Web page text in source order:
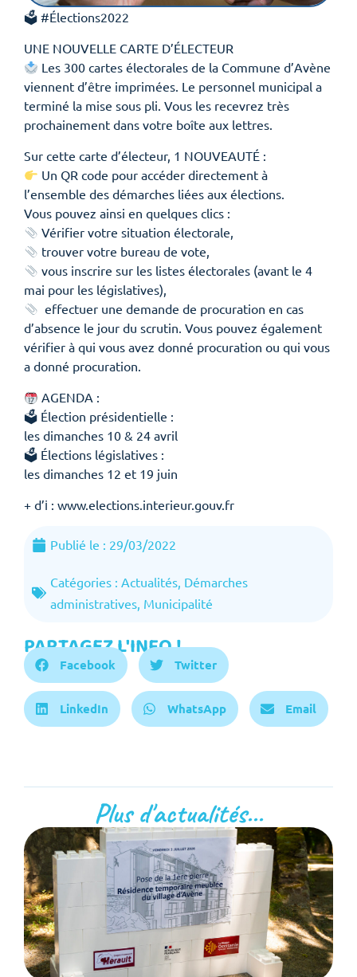
🗳 #Élections2022
UNE NOUVELLE CARTE D’ÉLECTEUR
Les 300 cartes électorales de la Commune d’Avène
viennent d’être imprimées. Le personnel municipal a
terminé la mise sous pli. Vous les recevrez très
prochainement dans votre boîte aux lettres.
Sur cette carte d’électeur, 1 NOUVEAUTÉ :
Un QR code pour accéder directement à
l’ensemble des démarches liées aux élections.
Vous pouvez ainsi en quelques clics :
Vérifier votre situation électorale,
trouver votre bureau de vote,
vous inscrire sur les listes électorales (avant le 4
mai pour les législatives),
effectuer une demande de procuration en cas
d’absence le jour du scrutin. Vous pouvez également
vérifier à qui vous avez donné procuration ou qui vous
a donné procuration.
AGENDA :
🗳 Élection présidentielle :
les dimanches 10 & 24 avril
🗳 Élections législatives :
les dimanches 12 et 19 juin
+ d’ℹ : www.elections.interieur.gouv.fr
Publié le : 29/03/2022
Catégories : Actualités, Démarches
administratives, Municipalité
PARTAGEZ L'INFO !
Facebook Twitter
LinkedIn WhatsApp Email
Plus d'actualités...